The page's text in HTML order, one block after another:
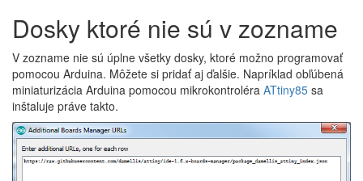
Dosky ktoré nie sú v zozname
V zozname nie sú úplne všetky dosky, ktoré možno programovať
pomocou Arduina. Môžete si pridať aj ďalšie. Napríklad obľúbená
miniaturizácia Arduina pomocou mikrokontroléra ATtiny85 sa
inštaluje práve takto.